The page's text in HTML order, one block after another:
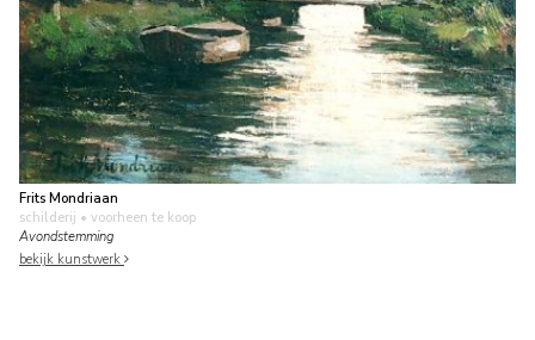
Frits Mondriaan
schilderij • voorheen te koop
Avondstemming
bekijk kunstwerk